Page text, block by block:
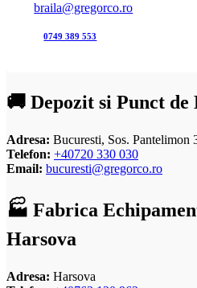
braila@gregorco.ro
0749 389 553
🚚 Depozit si Punct
Adresa: Bucuresti, Sos. Pantelimon
Telefon: +40720 330 030
Email: bucuresti@gregorco.ro
🏭 Fabrica
Harsova
Adresa: Harsova